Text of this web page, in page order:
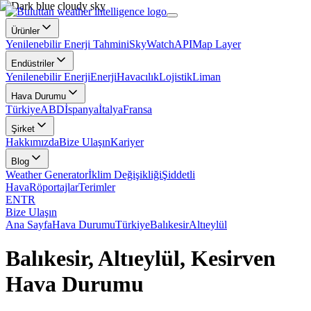
Ürünler
Yenilenebilir Enerji TahminiSkyWatchAPIMap Layer
Endüstriler
Yenilenebilir EnerjiEnerjiHavacılıkLojistikLiman
Hava Durumu
TürkiyeABDİspanyaİtalyaFransa
Şirket
HakkımızdaBize UlaşınKariyer
Blog
Weather Generatorİklim DeğişikliğiŞiddetli
HavaRöportajlarTerimler
ENTR
Bize Ulaşın
Ana SayfaHava DurumuTürkiyeBalıkesirAltıeylül
Balıkesir, Altıeylül, Kesirven
Hava Durumu